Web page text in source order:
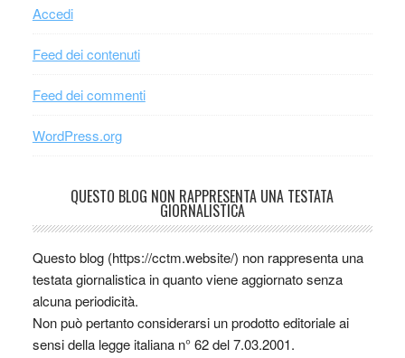
Accedi
Feed dei contenuti
Feed dei commenti
WordPress.org
QUESTO BLOG NON RAPPRESENTA UNA TESTATA
GIORNALISTICA
Questo blog (https://cctm.website/) non rappresenta una
testata giornalistica in quanto viene aggiornato senza
alcuna periodicità.
Non può pertanto considerarsi un prodotto editoriale ai
sensi della legge italiana n° 62 del 7.03.2001.